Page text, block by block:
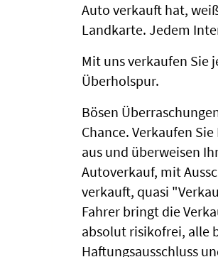
Auto verkauft hat,
Landkarte. Jedem
Mit uns verkaufen Sie
Überholspur.
Bösen
Chance. Verkaufen
aus und überweisen
Autoverkauf, mit
verkauft, quasi
Fahrer bringt die
absolut risikofrei, alle
Haftungsausschluss